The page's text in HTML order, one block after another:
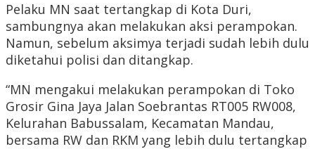
Pelaku MN saat tertangkap di Kota Duri,
sambungnya akan melakukan aksi perampokan.
Namun, sebelum aksimya terjadi sudah lebih dulu
diketahui polisi dan ditangkap.
“MN mengakui melakukan perampokan di Toko
Grosir Gina Jaya Jalan Soebrantas RT005 RW008,
Kelurahan Babussalam, Kecamatan Mandau,
bersama RW dan RKM yang lebih dulu tertangkap